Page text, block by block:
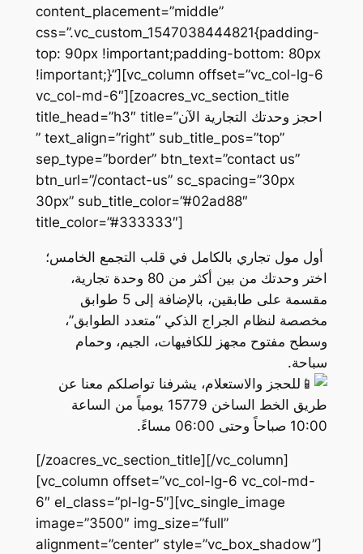
content_placement=”middle”
css=”.vc_custom_1547038444821{padding-
top: 90px !important;padding-bottom: 80px
!important;}”][vc_column offset=”vc_col-lg-6
vc_col-md-6″][zoacres_vc_section_title
title_head=”h3″ title=”احجز وحدتك التجارية الآن
” text_align=”right” sub_title_pos=”top”
sep_type=”border” btn_text=”contact us”
btn_url=”/contact-us” sc_spacing=”30px
30px” sub_title_color=”#02ad88″
title_color=”#333333″]
أول مول تجاري بالكامل في قلب التجمع الخامس؛
اختر وحدتك من بين أكثر من 80 وحدة تجارية،
مقسمة على طابقين، بالإضافة إلى 5 طوابق
مخصصة لنظام الجراج الذكي “متعدد الطوابق”،
وسطح مفتوح مجهز للكافيهات، الجيم، وحمام
سباحة.
للحجز والاستعلام، يشرفنا تواصلكم معنا عن
طريق الخط الساخن 15779 يومياً من الساعة
10:00 صباحاً وحتى 06:00 مساءً.
[/zoacres_vc_section_title][/vc_column]
[vc_column offset=”vc_col-lg-6 vc_col-md-
6″ el_class=”pl-lg-5″][vc_single_image
image=”3500″ img_size=”full”
alignment=”center” style=”vc_box_shadow”]